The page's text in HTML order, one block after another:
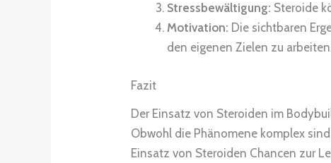
Stressbewältigung: Steroide
Motivation: Die sichtbaren
den eigenen Zielen zu
Fazit
Der Einsatz von Steroiden im
Obwohl die Phänomene komplex
Einsatz von Steroiden Chancen zur